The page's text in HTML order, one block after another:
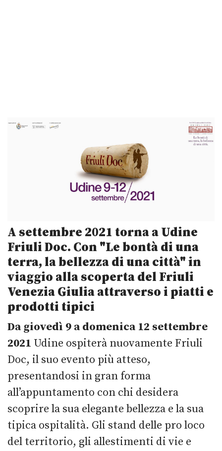
A settembre 2021 torna a Udine
Friuli Doc. Con "Le bontà di una
terra, la bellezza di una città" in
viaggio alla scoperta del Friuli
Venezia Giulia attraverso i piatti e
prodotti tipici
Da giovedì 9 a domenica 12 settembre
2021 Udine ospiterà nuovamente Friuli
Doc, il suo evento più atteso,
presentandosi in gran forma
all’appuntamento con chi desidera
scoprire la sua elegante bellezza e la sua
tipica ospitalità. Gli stand delle pro loco
del territorio, gli allestimenti di vie e